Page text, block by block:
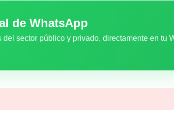
de WhatsApp
sector público y privado, directamente en tu